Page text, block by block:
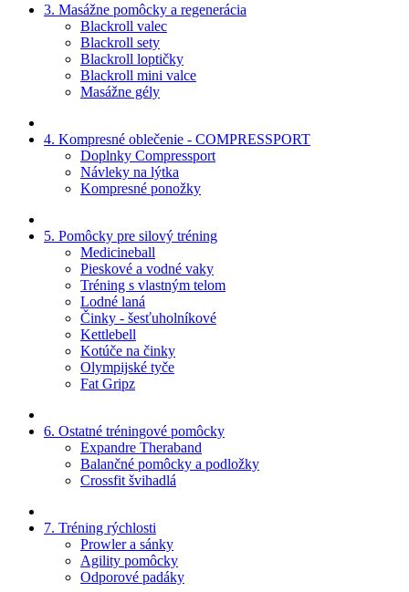
3. Masážne pomôcky a regenerácia
Blackroll valec
Blackroll sety
Blackroll loptičky
Blackroll mini valce
Masážne gély
4. Kompresné oblečenie - COMPRESSPORT
Doplnky Compressport
Návleky na lýtka
Kompresné ponožky
5. Pomôcky pre silový tréning
Medicineball
Pieskové a vodné vaky
Tréning s vlastným telom
Lodné laná
Činky - šesťuholníkové
Kettlebell
Kotúče na činky
Olympijské tyče
Fat Gripz
6. Ostatné tréningové pomôcky
Expandre Theraband
Balančné pomôcky a podložky
Crossfit švihadlá
7. Tréning rýchlosti
Prowler a sánky
Agility pomôcky
Odporové padáky